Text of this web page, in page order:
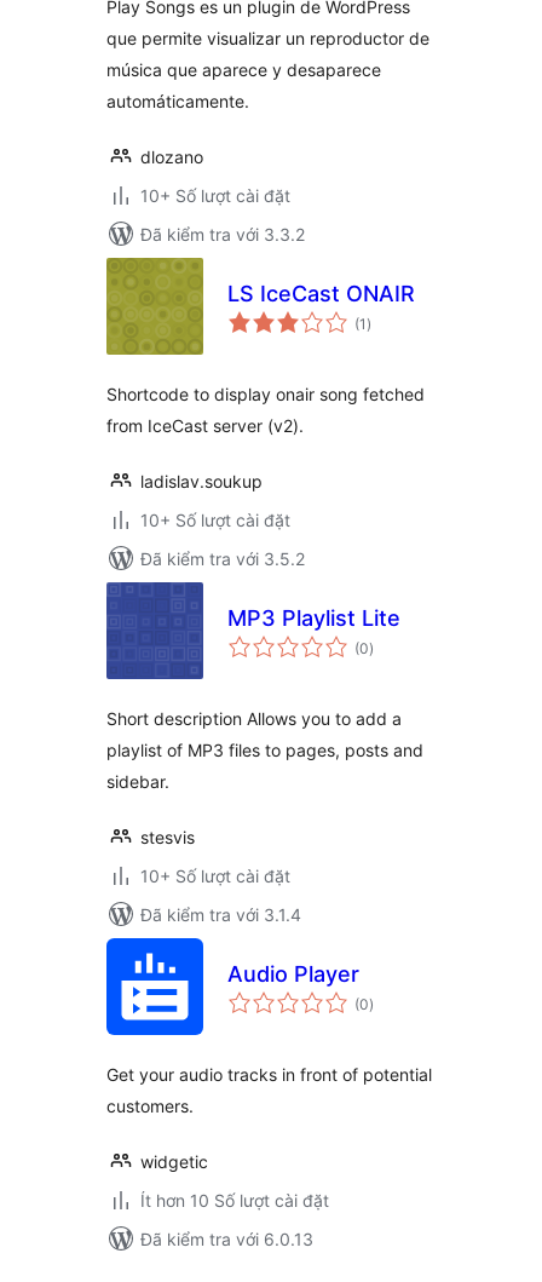
Play Songs es un plugin de WordPress
que permite visualizar un reproductor de
música que aparece y desaparece
automáticamente.
dlozano
10+ Số lượt cài đặt
Đã kiểm tra với 3.3.2
LS IceCast ONAIR
(1 tổng
đánh
)
Shortcode to display onair song fetched
from IceCast server (v2).
ladislav.soukup
10+ Số lượt cài đặt
Đã kiểm tra với 3.5.2
MP3 Playlist Lite
(0tổng
đánh
)
Short description Allows you to add a
playlist of MP3 files to pages, posts and
sidebar.
stesvis
10+ Số lượt cài đặt
Đã kiểm tra với 3.1.4
Audio Player
(0tổng
đánh
)
Get your audio tracks in front of potential
customers.
widgetic
Ít hơn 10 Số lượt cài đặt
Đã kiểm tra với 6.0.13